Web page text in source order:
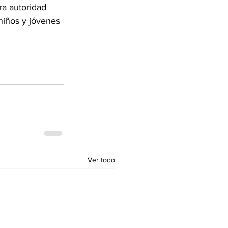
autoridad
y jóvenes
Ver todo